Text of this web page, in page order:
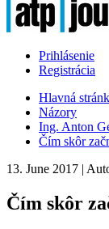
Prihlásenie
Registrácia
Hlavná
Názory
Ing. Anton
Čím skôr
13. June 2017 |
Čím skôr